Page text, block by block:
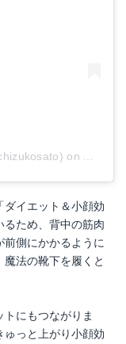
on
イエット＆小顔効
ため、背中の筋肉
側にかかるように
法の靴下を履くと
にもつながりま
っと上がり小顔効